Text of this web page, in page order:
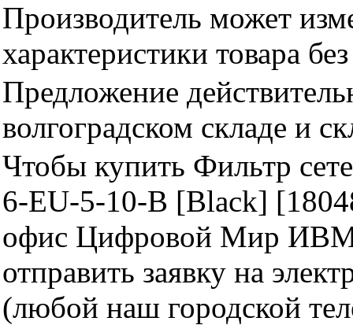
Производитель может
характеристики товара
Предложение
волгоградском складе и
Чтобы купить Фильтр
6-EU-5-10-B [Black]
офис Цифровой Мир ИВМ
отправить заявку на
(любой наш городской